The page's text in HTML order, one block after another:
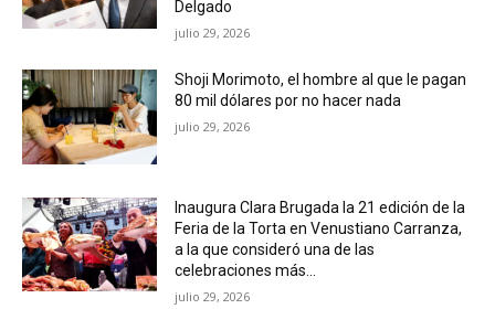
Delgado
julio 29, 2026
Shoji Morimoto, el hombre al que le pagan
80 mil dólares por no hacer nada
julio 29, 2026
Inaugura Clara Brugada la 21 edición de la
Feria de la Torta en Venustiano Carranza,
a la que consideró una de las
celebraciones más...
julio 29, 2026